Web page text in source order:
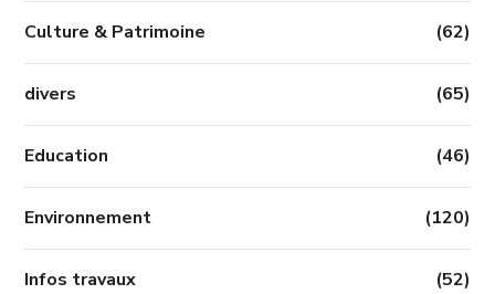
Culture & Patrimoine (62)
divers (65)
Education (46)
Environnement (120)
Infos travaux (52)